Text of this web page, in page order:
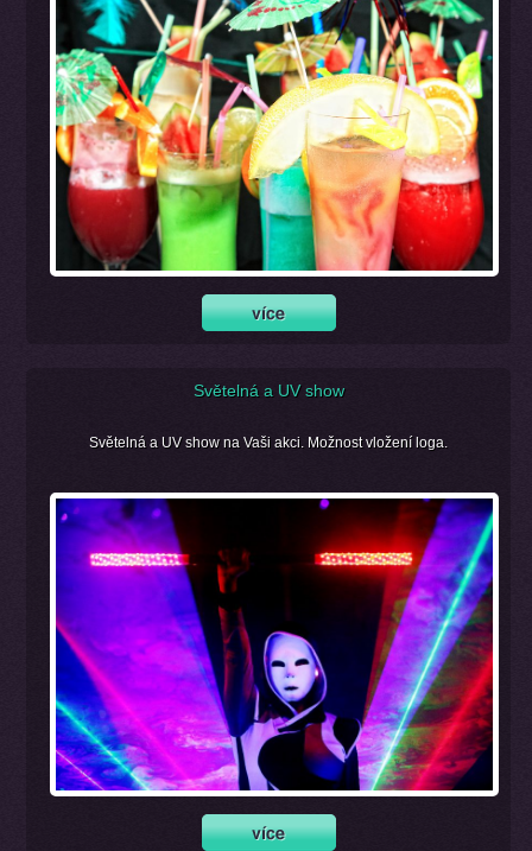
Světelná a UV show
Světelná a UV show na Vaši akci. Možnost vložení loga.